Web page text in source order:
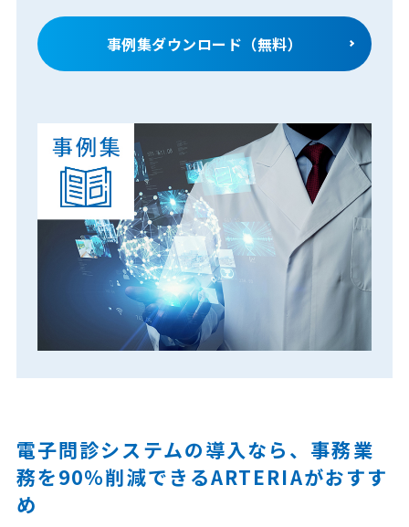
事例集ダウンロード（無料）
電子問診システムの導入なら、事務業
務を90％削減できるARTERIAがおすす
め